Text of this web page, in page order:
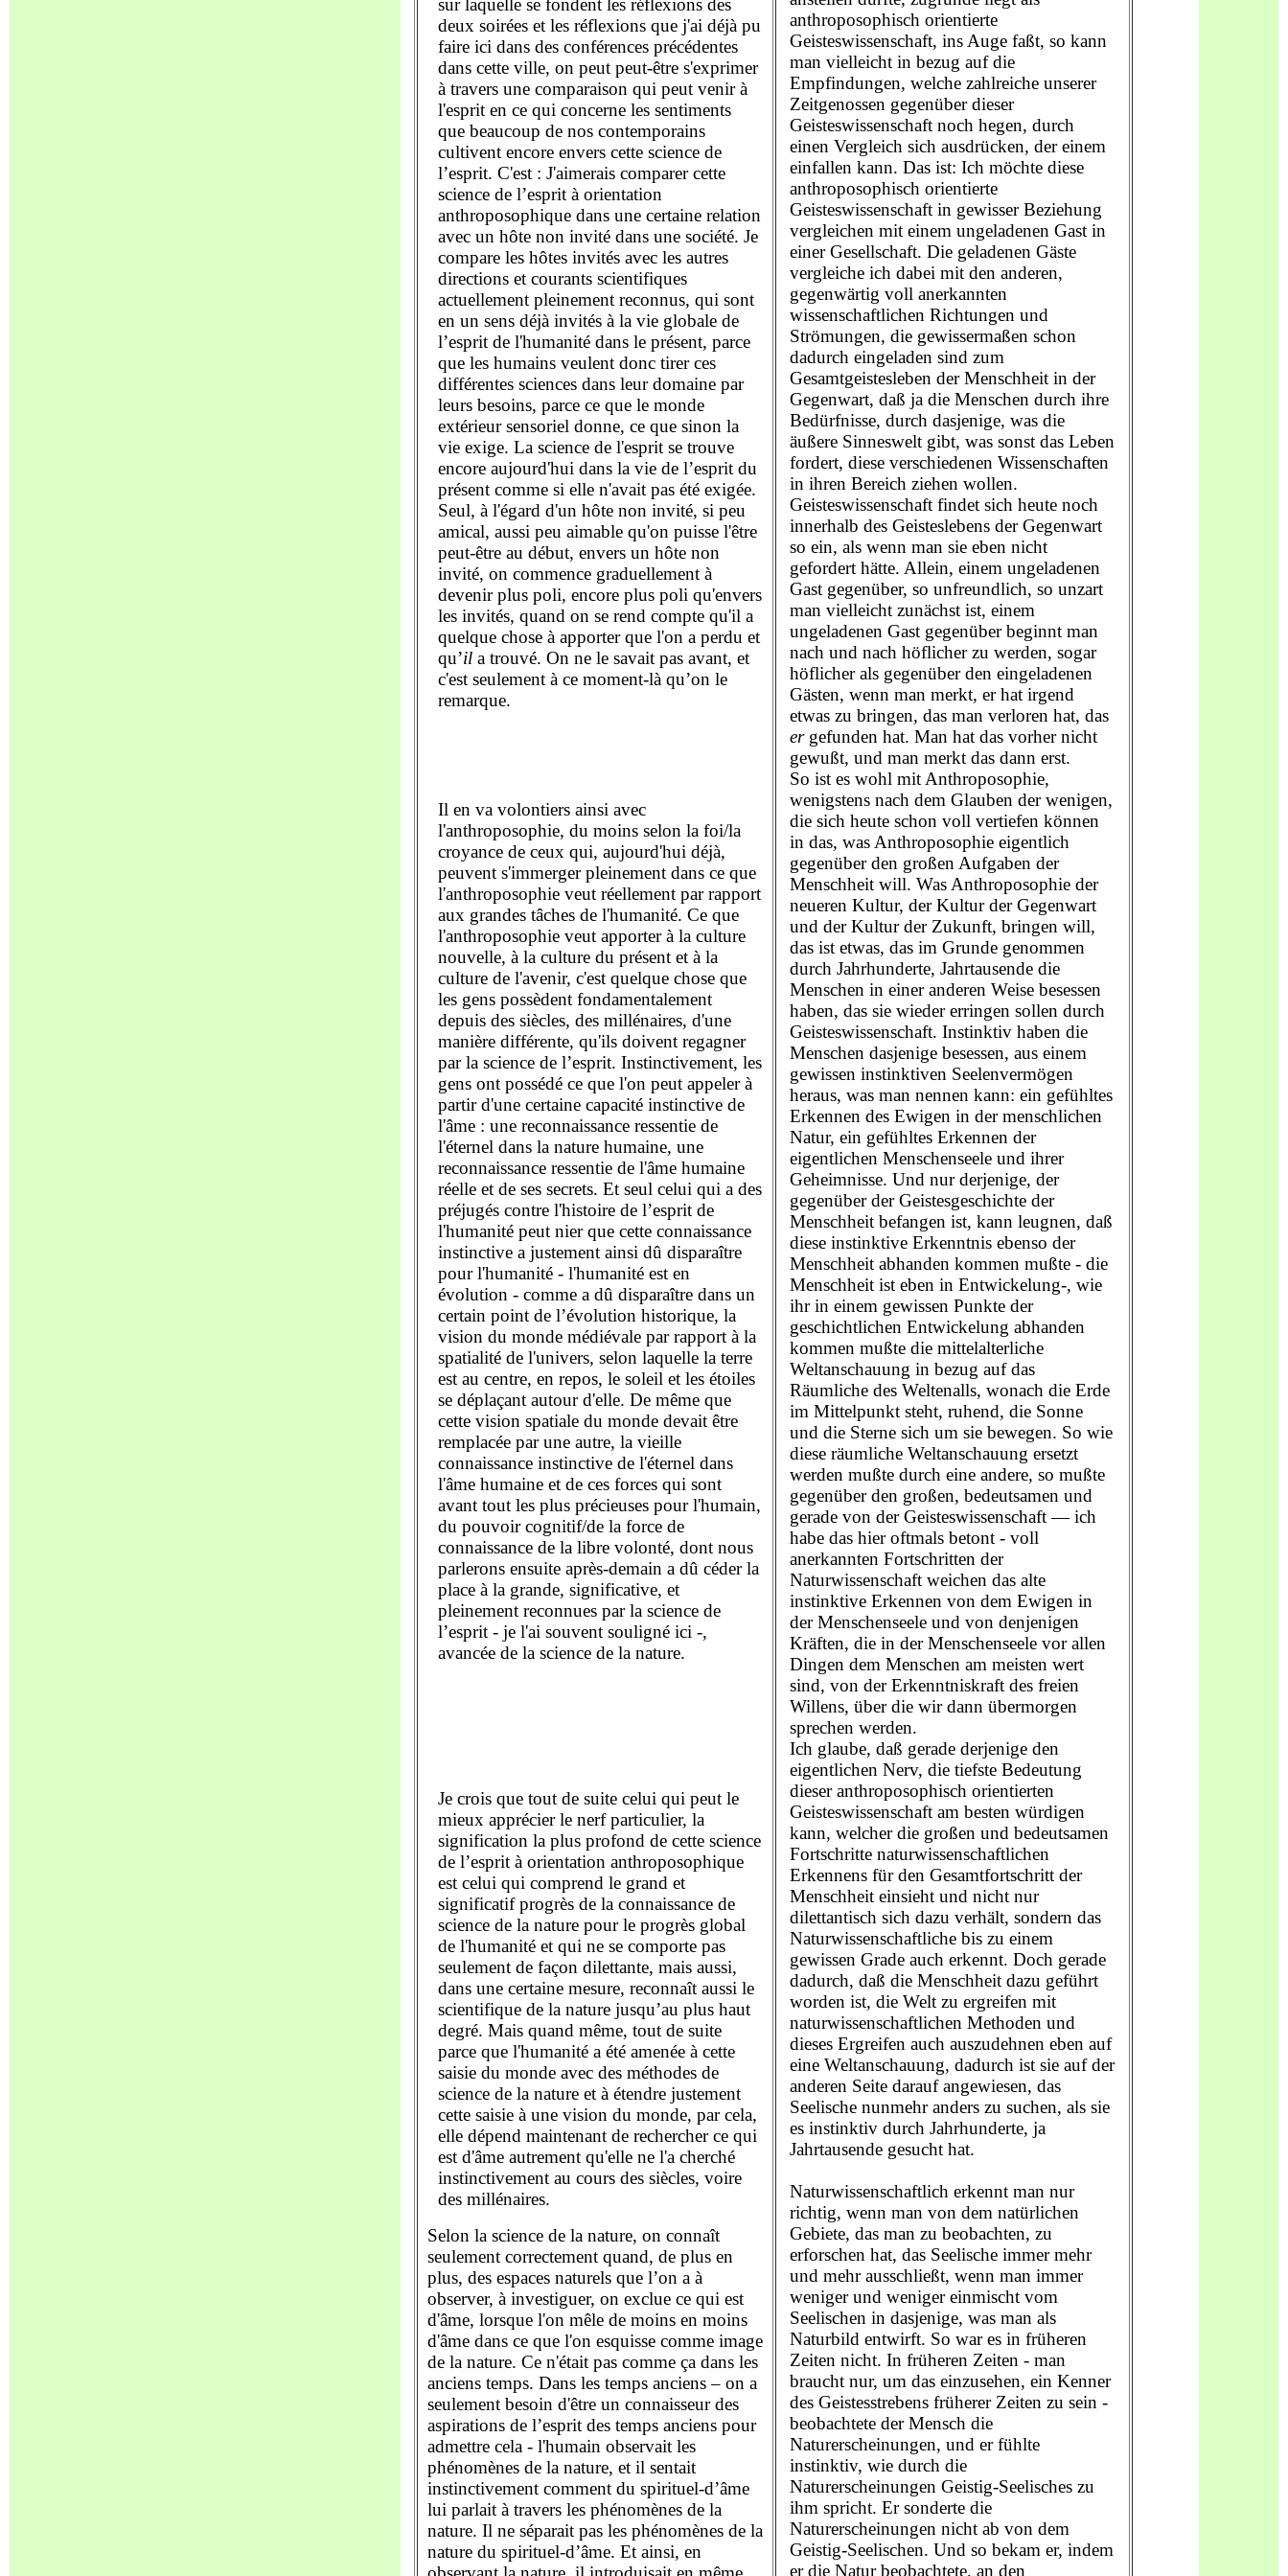
sur laquelle se fondent les réflexions des
deux soirées et les réflexions que j'ai déjà pu
faire ici dans des conférences précédentes
dans cette ville, on peut peut-être s'exprimer
à travers une comparaison qui peut venir à
l'esprit en ce qui concerne les sentiments
que beaucoup de nos contemporains
cultivent encore envers cette science de
l’esprit. C'est : J'aimerais comparer cette
science de l’esprit à orientation
anthroposophique dans une certaine relation
avec un hôte non invité dans une société. Je
compare les hôtes invités avec les autres
directions et courants scientifiques
actuellement pleinement reconnus, qui sont
en un sens déjà invités à la vie globale de
l’esprit de l'humanité dans le présent, parce
que les humains veulent donc tirer ces
différentes sciences dans leur domaine par
leurs besoins, parce ce que le monde
extérieur sensoriel donne, ce que sinon la
vie exige. La science de l'esprit se trouve
encore aujourd'hui dans la vie de l’esprit du
présent comme si elle n'avait pas été exigée.
Seul, à l'égard d'un hôte non invité, si peu
amical, aussi peu aimable qu'on puisse l'être
peut-être au début, envers un hôte non
invité, on commence graduellement à
devenir plus poli, encore plus poli qu'envers
les invités, quand on se rend compte qu'il a
quelque chose à apporter que l'on a perdu et
qu’il a trouvé. On ne le savait pas avant, et
c'est seulement à ce moment-là qu’on le
remarque.
Il en va volontiers ainsi avec
l'anthroposophie, du moins selon la foi/la
croyance de ceux qui, aujourd'hui déjà,
peuvent s'immerger pleinement dans ce que
l'anthroposophie veut réellement par rapport
aux grandes tâches de l'humanité. Ce que
l'anthroposophie veut apporter à la culture
nouvelle, à la culture du présent et à la
culture de l'avenir, c'est quelque chose que
les gens possèdent fondamentalement
depuis des siècles, des millénaires, d'une
manière différente, qu'ils doivent regagner
par la science de l’esprit. Instinctivement, les
gens ont possédé ce que l'on peut appeler à
partir d'une certaine capacité instinctive de
l'âme : une reconnaissance ressentie de
l'éternel dans la nature humaine, une
reconnaissance ressentie de l'âme humaine
réelle et de ses secrets. Et seul celui qui a des
préjugés contre l'histoire de l’esprit de
l'humanité peut nier que cette connaissance
instinctive a justement ainsi dû disparaître
pour l'humanité - l'humanité est en
évolution - comme a dû disparaître dans un
certain point de l’évolution historique, la
vision du monde médiévale par rapport à la
spatialité de l'univers, selon laquelle la terre
est au centre, en repos, le soleil et les étoiles
se déplaçant autour d'elle. De même que
cette vision spatiale du monde devait être
remplacée par une autre, la vieille
connaissance instinctive de l'éternel dans
l'âme humaine et de ces forces qui sont
avant tout les plus précieuses pour l'humain,
du pouvoir cognitif/de la force de
connaissance de la libre volonté, dont nous
parlerons ensuite après-demain a dû céder la
place à la grande, significative, et
pleinement reconnues par la science de
l’esprit - je l'ai souvent souligné ici -,
avancée de la science de la nature.
Je crois que tout de suite celui qui peut le
mieux apprécier le nerf particulier, la
signification la plus profond de cette science
de l’esprit à orientation anthroposophique
est celui qui comprend le grand et
significatif progrès de la connaissance de
science de la nature pour le progrès global
de l'humanité et qui ne se comporte pas
seulement de façon dilettante, mais aussi,
dans une certaine mesure, reconnaît aussi le
scientifique de la nature jusqu’au plus haut
degré. Mais quand même, tout de suite
parce que l'humanité a été amenée à cette
saisie du monde avec des méthodes de
science de la nature et à étendre justement
cette saisie à une vision du monde, par cela,
elle dépend maintenant de rechercher ce qui
est d'âme autrement qu'elle ne l'a cherché
instinctivement au cours des siècles, voire
des millénaires.
Selon la science de la nature, on connaît
seulement correctement quand, de plus en
plus, des espaces naturels que l’on a à
observer, à investiguer, on exclue ce qui est
d'âme, lorsque l'on mêle de moins en moins
d'âme dans ce que l'on esquisse comme image
de la nature. Ce n'était pas comme ça dans les
anciens temps. Dans les temps anciens – on a
seulement besoin d'être un connaisseur des
aspirations de l’esprit des temps anciens pour
admettre cela - l'humain observait les
phénomènes de la nature, et il sentait
instinctivement comment du spirituel-d’âme
lui parlait à travers les phénomènes de la
nature. Il ne séparait pas les phénomènes de la
nature du spirituel-d’âme. Et ainsi, en
anthroposophisch orientierte
Geisteswissenschaft, ins Auge faßt, so kann
man vielleicht in bezug auf die
Empfindungen, welche zahlreiche unserer
Zeitgenossen gegenüber dieser
Geisteswissenschaft noch hegen, durch
einen Vergleich sich ausdrücken, der einem
einfallen kann. Das ist: Ich möchte diese
anthroposophisch orientierte
Geisteswissenschaft in gewisser Beziehung
vergleichen mit einem ungeladenen Gast in
einer Gesellschaft. Die geladenen Gäste
vergleiche ich dabei mit den anderen,
gegenwärtig voll anerkannten
wissenschaftlichen Richtungen und
Strömungen, die gewissermaßen schon
dadurch eingeladen sind zum
Gesamtgeistesleben der Menschheit in der
Gegenwart, daß ja die Menschen durch ihre
Bedürfnisse, durch dasjenige, was die
äußere Sinneswelt gibt, was sonst das Leben
fordert, diese verschiedenen Wissenschaften
in ihren Bereich ziehen wollen.
Geisteswissenschaft findet sich heute noch
innerhalb des Geisteslebens der Gegenwart
so ein, als wenn man sie eben nicht
gefordert hätte. Allein, einem ungeladenen
Gast gegenüber, so unfreundlich, so unzart
man vielleicht zunächst ist, einem
ungeladenen Gast gegenüber beginnt man
nach und nach höflicher zu werden, sogar
höflicher als gegenüber den eingeladenen
Gästen, wenn man merkt, er hat irgend
etwas zu bringen, das man verloren hat, das
er gefunden hat. Man hat das vorher nicht
gewußt, und man merkt das dann erst.
So ist es wohl mit Anthroposophie,
wenigstens nach dem Glauben der wenigen,
die sich heute schon voll vertiefen können
in das, was Anthroposophie eigentlich
gegenüber den großen Aufgaben der
Menschheit will. Was Anthroposophie der
neueren Kultur, der Kultur der Gegenwart
und der Kultur der Zukunft, bringen will,
das ist etwas, das im Grunde genommen
durch Jahrhunderte, Jahrtausende die
Menschen in einer anderen Weise besessen
haben, das sie wieder erringen sollen durch
Geisteswissenschaft. Instinktiv haben die
Menschen dasjenige besessen, aus einem
gewissen instinktiven Seelenvermögen
heraus, was man nennen kann: ein gefühltes
Erkennen des Ewigen in der menschlichen
Natur, ein gefühltes Erkennen der
eigentlichen Menschenseele und ihrer
Geheimnisse. Und nur derjenige, der
gegenüber der Geistesgeschichte der
Menschheit befangen ist, kann leugnen, daß
diese instinktive Erkenntnis ebenso der
Menschheit abhanden kommen mußte - die
Menschheit ist eben in Entwickelung-, wie
ihr in einem gewissen Punkte der
geschichtlichen Entwickelung abhanden
kommen mußte die mittelalterliche
Weltanschauung in bezug auf das
Räumliche des Weltenalls, wonach die Erde
im Mittelpunkt steht, ruhend, die Sonne
und die Sterne sich um sie bewegen. So wie
diese räumliche Weltanschauung ersetzt
werden mußte durch eine andere, so mußte
gegenüber den großen, bedeutsamen und
gerade von der Geisteswissenschaft — ich
habe das hier oftmals betont - voll
anerkannten Fortschritten der
Naturwissenschaft weichen das alte
instinktive Erkennen von dem Ewigen in
der Menschenseele und von denjenigen
Kräften, die in der Menschenseele vor allen
Dingen dem Menschen am meisten wert
sind, von der Erkenntniskraft des freien
Willens, über die wir dann übermorgen
sprechen werden.
Ich glaube, daß gerade derjenige den
eigentlichen Nerv, die tiefste Bedeutung
dieser anthroposophisch orientierten
Geisteswissenschaft am besten würdigen
kann, welcher die großen und bedeutsamen
Fortschritte naturwissenschaftlichen
Erkennens für den Gesamtfortschritt der
Menschheit einsieht und nicht nur
dilettantisch sich dazu verhält, sondern das
Naturwissenschaftliche bis zu einem
gewissen Grade auch erkennt. Doch gerade
dadurch, daß die Menschheit dazu geführt
worden ist, die Welt zu ergreifen mit
naturwissenschaftlichen Methoden und
dieses Ergreifen auch auszudehnen eben auf
eine Weltanschauung, dadurch ist sie auf der
anderen Seite darauf angewiesen, das
Seelische nunmehr anders zu suchen, als sie
es instinktiv durch Jahrhunderte, ja
Jahrtausende gesucht hat.
Naturwissenschaftlich erkennt man nur
richtig, wenn man von dem natürlichen
Gebiete, das man zu beobachten, zu
erforschen hat, das Seelische immer mehr
und mehr ausschließt, wenn man immer
weniger und weniger einmischt vom
Seelischen in dasjenige, was man als
Naturbild entwirft. So war es in früheren
Zeiten nicht. In früheren Zeiten - man
braucht nur, um das einzusehen, ein Kenner
des Geistesstrebens früherer Zeiten zu sein -
beobachtete der Mensch die
Naturerscheinungen, und er fühlte
instinktiv, wie durch die
Naturerscheinungen Geistig-Seelisches zu
ihm spricht. Er sonderte die
Naturerscheinungen nicht ab von dem
Geistig-Seelischen. Und so bekam er, indem
er die Natur beobachtete, an den